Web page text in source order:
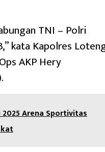
TNI – Polri
kata Kapolres
AKP Hery
Arena Sportivitas